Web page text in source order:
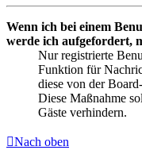
Wenn ich bei einem
werde ich aufgefordert,
Nur registrierte
Funktion für
diese von der
Diese Maßnahme
Gäste verhindern.
Nach oben